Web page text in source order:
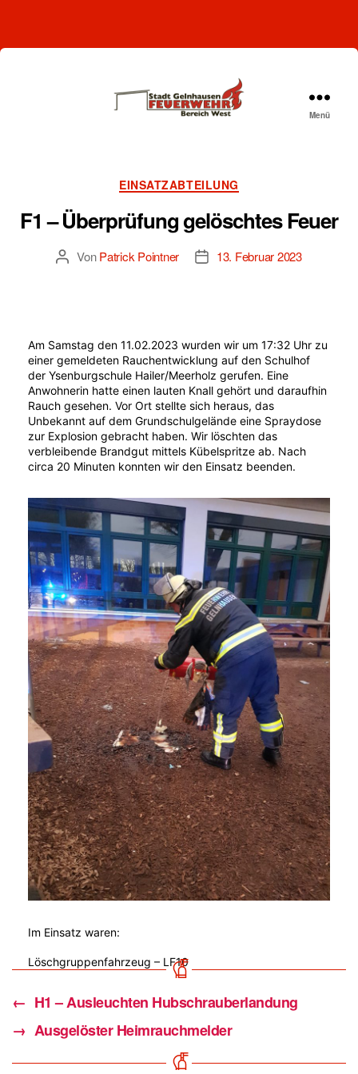
Menü
Kategorien
EINSATZABTEILUNG
F1 – Überprüfung gelöschtes Feuer
Beitragsautor
VonPatrick Pointner Beitragsdatum
13. Februar 2023
Am Samstag den 11.02.2023 wurden wir um 17:32 Uhr zu
einer gemeldeten Rauchentwicklung auf den Schulhof
der Ysenburgschule Hailer/Meerholz gerufen. Eine
Anwohnerin hatte einen lauten Knall gehört und daraufhin
Rauch gesehen. Vor Ort stellte sich heraus, das
Unbekannt auf dem Grundschulgelände eine Spraydose
zur Explosion gebracht haben. Wir löschten das
verbleibende Brandgut mittels Kübelspritze ab. Nach
circa 20 Minuten konnten wir den Einsatz beenden.
Im Einsatz waren:
Löschgruppenfahrzeug – LF10
← H1 – Ausleuchten Hubschrauberlandung
→ Ausgelöster Heimrauchmelder